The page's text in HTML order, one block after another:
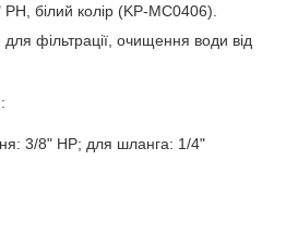
білий колір (KP-MC0406).
для фільтрації, очищення води від
3/8" НР; для шланга: 1/4"